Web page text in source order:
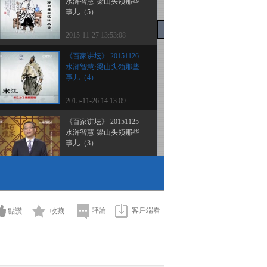
事儿（5）
2015-11-27 13:53:08
《百家讲坛》 20151126
水浒智慧·梁山头领那些
事儿（4）
2015-11-26 14:13:09
《百家讲坛》 20151125
水浒智慧·梁山头领那些
事儿（3）
事儿（2）
2015-11-24 12:46:08
水浒智慧·梁山头领那些
點讚 收藏 評論 客戶端看